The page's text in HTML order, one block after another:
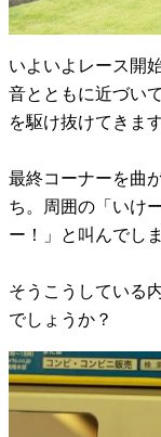
いよいよレース開
音とともに近づい
を駆け抜けてきます
最終コーナーを曲
ち。周囲の「いけ
ー！」と叫んでし
そうこうしている
でしょうか？